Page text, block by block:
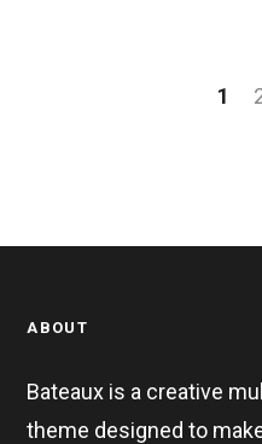
1
ABOUT
Bateaux is a creative
theme designed to